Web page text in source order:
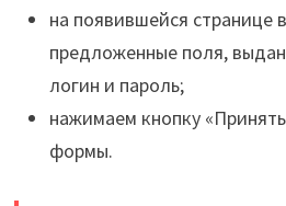
на появившейся странице
предложенные поля,
логин и пароль;
нажимаем кнопку
формы.